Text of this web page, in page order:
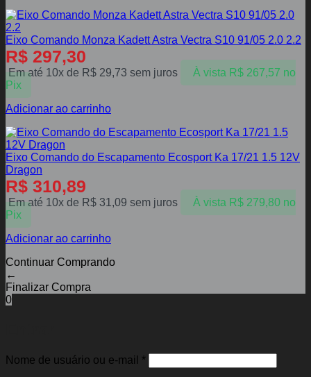
Eixo Comando Monza Kadett Astra Vectra S10 91/05 2.0 2.2
R$ 297,30
Em até 10x de R$ 29,73 sem juros À vista R$267,57 no
Pix
Adicionar ao carrinho
Eixo Comando do Escapamento Ecosport Ka 17/21 1.5 12V
Dragon
R$ 310,89
Em até 10x de R$ 31,09 sem juros À vista R$279,80 no
Pix
Adicionar ao carrinho
Continuar Comprando
←
Finalizar Compra
0
Nome de usuário ou e-mail *Obrigatório